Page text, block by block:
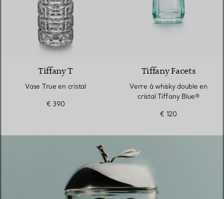
Tiffany T
Vase True en cristal
€ 390
Tiffany Facets
Verre à whisky double en
cristal Tiffany Blue®
€ 120